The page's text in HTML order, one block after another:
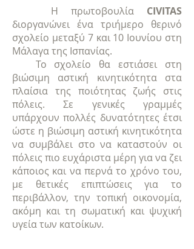
Η πρωτοβουλία CIVITAS
διοργανώνει ένα τριήμερο θερινό
σχολείο μεταξύ 7 και 10 Ιουνίου στη
Μάλαγα της Ισπανίας.
Το σχολείο θα εστιάσει στη
βιώσιμη αστική κινητικότητα στα
πλαίσια της ποιότητας ζωής στις
πόλεις. Σε γενικές γραμμές
υπάρχουν πολλές δυνατότητες έτσι
ώστε η βιώσιμη αστική κινητικότητα
να συμβάλει στο να καταστούν οι
πόλεις πιο ευχάριστα μέρη για να ζει
κάποιος και να περνά το χρόνο του,
με θετικές επιπτώσεις για το
περιβάλλον, την τοπική οικονομία,
ακόμη και τη σωματική και ψυχική
υγεία των κατοίκων.